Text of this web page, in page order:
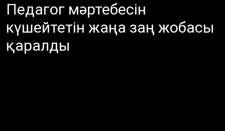
Педагог мәртебесін
күшейтетін жаңа заң жобасы
қаралды